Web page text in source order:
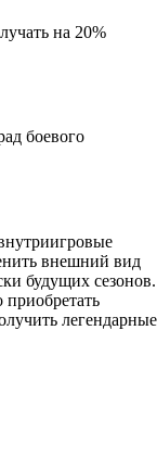
на 20%
боевого
внешний вид
будущих сезонов.
легендарные